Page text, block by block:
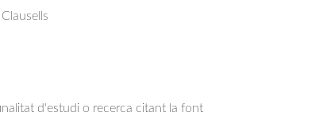
d'estudi o recerca citant la font